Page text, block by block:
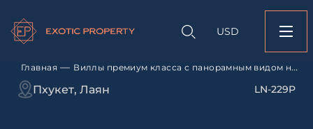
USD
Главная — Виллы премиум класса с панорамным видом на
море / LN-229P
Пхукет, Лаян LN-229P
Оставить
свяжется с вами
объекту
Виллы премиум
панорамным видом
LN-229P
Оставьте заявку и
недвижимости